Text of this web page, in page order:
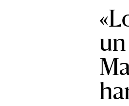
un